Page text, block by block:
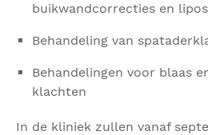
buikwandcorrecties en
Behandeling van
Behandelingen voor blaas
klachten
In de kliniek zullen vanaf